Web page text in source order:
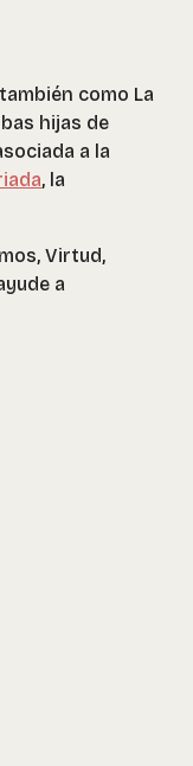
como La
hijas de
a la
, la
Virtud,
a